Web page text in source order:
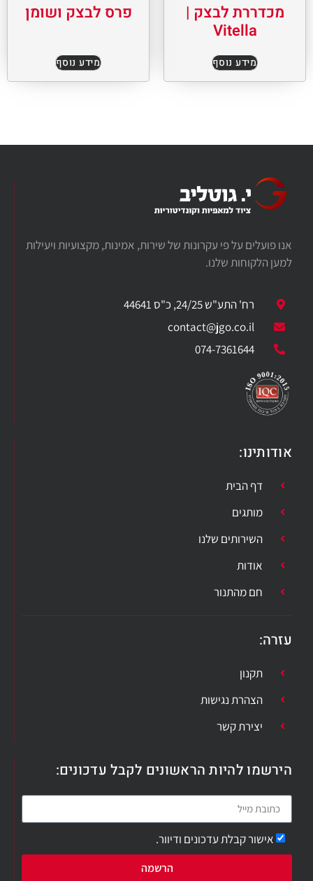
מכדררת לבצק |
Vitella
מידע נוסף
פרס לבצק ושומן
מידע נוסף
אנו פועלים על פי עקרונות של שירות, אמינות, מקצועיות ויעילות
למען הלקוחות שלנו.
רח' התע"ש 24/25, כ"ס 44641
​contact@jgo.co.il
074-7361644
אודותינו:
דף הבית
מותגים
השירותים שלנו
אודות
חם מהתנור
עזרה​:
תקנון
הצהרת נגישות
יצירת קשר
הירשמו להיות הראשונים לקבל עדכונים:
אישור קבלת עדכונים ודיוור.
הרשמה